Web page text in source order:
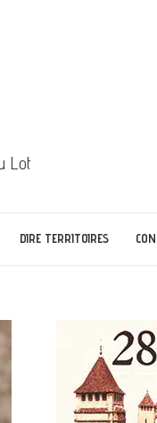
Lot
DIRE TERRITOIRES